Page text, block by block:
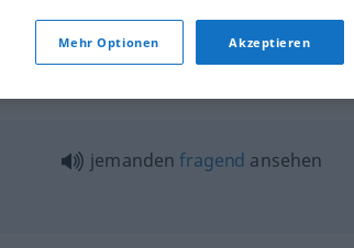
jemandenfragend ansehen
Mehr Optionen Akzeptieren